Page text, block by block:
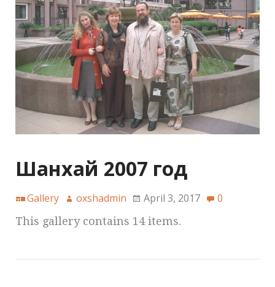
Шанхай 2007 год
Gallery oxshadmin April 3, 2017 0
This gallery contains 14 items.